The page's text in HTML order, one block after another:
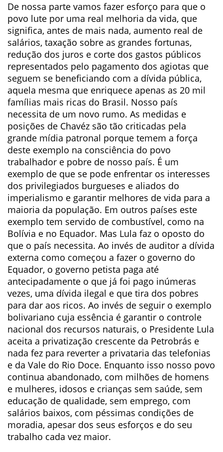
De nossa parte vamos fazer esforço para que o
povo lute por uma real melhoria da vida, que
significa, antes de mais nada, aumento real de
salários, taxação sobre as grandes fortunas,
redução dos juros e corte dos gastos públicos
representados pelo pagamento dos agiotas que
seguem se beneficiando com a dívida pública,
aquela mesma que enriquece apenas as 20 mil
famílias mais ricas do Brasil. Nosso país
necessita de um novo rumo. As medidas e
posições de Chavéz são tão criticadas pela
grande mídia patronal porque temem a força
deste exemplo na consciência do povo
trabalhador e pobre de nosso país. É um
exemplo de que se pode enfrentar os interesses
dos privilegiados burgueses e aliados do
imperialismo e garantir melhores de vida para a
maioria da população. Em outros países este
exemplo tem servido de combustível, como na
Bolívia e no Equador. Mas Lula faz o oposto do
que o país necessita. Ao invés de auditor a dívida
externa como começou a fazer o governo do
Equador, o governo petista paga até
antecipadamente o que já foi pago inúmeras
vezes, uma dívida ilegal e que tira dos pobres
para dar aos ricos. Ao invés de seguir o exemplo
bolivariano cuja essência é garantir o controle
nacional dos recursos naturais, o Presidente Lula
aceita a privatização crescente da Petrobrás e
nada fez para reverter a privataria das telefonias
e da Vale do Rio Doce. Enquanto isso nosso povo
continua abandonado, com milhões de homens
e mulheres, idosos e crianças sem saúde, sem
educação de qualidade, sem emprego, com
salários baixos, com péssimas condições de
moradia, apesar dos seus esforços e do seu
trabalho cada vez maior.